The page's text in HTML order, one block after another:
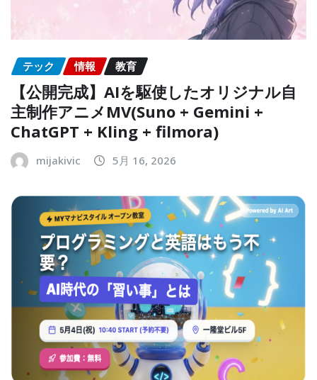
テック 情報 教育
【公開完成】AIを駆使したオリジナル自
主制作アニメMV(Suno + Gemini +
ChatGPT + Kling + filmora)
mijakivic 5月 16, 2026